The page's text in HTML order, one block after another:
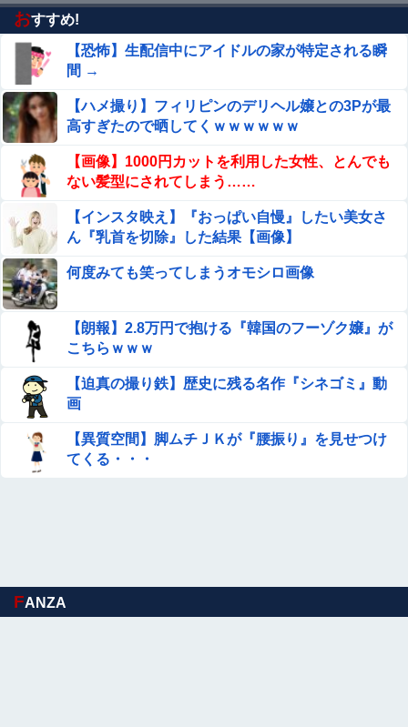
そ」を借りたのね
【衝撃】中居正広、極秘に『ある事』を始めていたと判明
する・・・他
★【ワートリ】木虎はやっぱり上品な可愛さがあるな
ウトのセクハラを夫に泣いて訴えても「いいじゃないかそ
のくらい。我慢してたらご褒美あげるから」と迫られた。
夫が気持ち悪くて悲鳴をあげたら「うるさい」とグーで殴
生配信中に猫に乳首ポロリさせられた10代美少女のア
ーカイブ、500万再生越えｗｗｗ
ドジャース・佐々木朗希、2回にダイヤモンドバックス・
アレナドに第17号ソロホームランを被弾し先制を許す他
"テレビ大好き"高齢者の｢テレビ離れ｣が始まった
19/08/22週のゲーム購入検討。今週はスクエニRPG「鬼ノ
哭ク邦(オニノナククニ)」などが発売！
【速報】京大病院、手術ミスで『正常な脳』を摘出 → 患
者は自発呼吸不可能な植物状態に
【閲覧注意】首吊り自殺中に失禁する美少女達の動画を見
る…AVで稼いだ金は「汚い金」なのか
おすすめ!
【恐怖】生配信中にアイドルの家が特定される瞬
間 →
【ハメ撮り】フィリピンのデリヘル嬢との3Pが最
高すぎたので晒してくｗｗｗｗｗｗ
【画像】1000円カットを利用した女性、とんでも
ない髪型にされてしまう……
【インスタ映え】『おっぱい自慢』したい美女さ
ん『乳首を切除』した結果【画像】
何度みても笑ってしまうオモシロ画像
【朗報】2.8万円で抱ける『韓国のフーゾク嬢』が
こちらｗｗｗ
【迫真の撮り鉄】歴史に残る名作『シネゴミ』動
画
【異質空間】脚ムチＪＫが『腰振り』を見せつけ
てくる・・・
FANZA